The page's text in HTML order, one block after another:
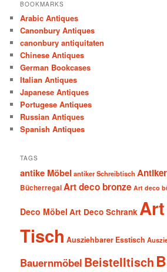
BOOKMARKS
Arabic Antiques
Canonbury Antiques
canonbury antiquitaten
Chinese Antiques
German Bookcases
Italian Antiques
Japanese Antiques
Portugese Antiques
Russian Antiques
Spanish Antiques
TAGS
antike Möbel antiker Schreibtisch
BücherregalArt deco bronze Art deco
Deco Möbel Art Deco Schrank
Tisch Ausziehbarer Esstisch
Bauernmöbel Beistelltisch